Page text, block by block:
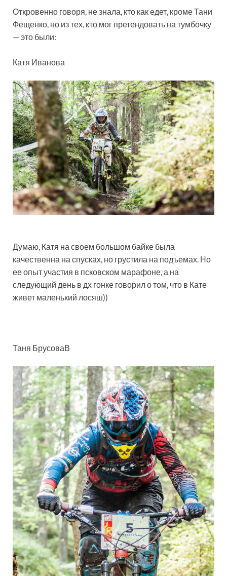
Откровенно говоря, не знала, кто как едет, кроме Тани
Фещенко, но из тех, кто мог претендовать на тумбочку
— это были:
Катя Иванова
Думаю, Катя на своем большом байке была
качественна на спусках, но грустила на подъемах. Но
ее опыт участия в псковском марафоне, а на
следующий день в дх гонке говорил о том, что в Кате
живет маленький лосяш))
Таня БрусоваВ